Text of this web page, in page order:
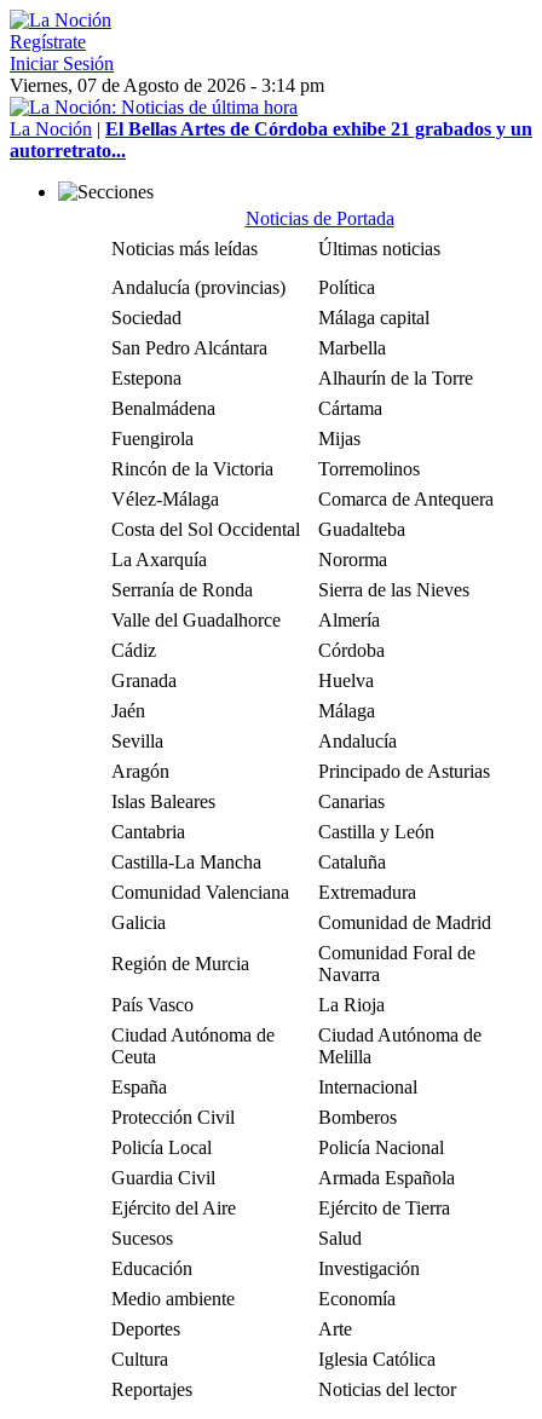
Regístrate
Iniciar Sesión
Viernes, 07 de Agosto de 2026 - 3:14 pm
La Noción | El Bellas Artes de Córdoba exhibe 21 grabados y un
autorretrato...
Noticias de Portada
Noticias más leídas
Últimas noticias
Andalucía (provincias)
Política
Sociedad
Málaga capital
San Pedro Alcántara
Marbella
Estepona
Alhaurín de la Torre
Benalmádena
Cártama
Fuengirola
Mijas
Rincón de la Victoria
Torremolinos
Vélez-Málaga
Comarca de Antequera
Costa del Sol Occidental
Guadalteba
La Axarquía
Nororma
Serranía de Ronda
Sierra de las Nieves
Valle del Guadalhorce
Almería
Cádiz
Córdoba
Granada
Huelva
Jaén
Málaga
Sevilla
Andalucía
Aragón
Principado de Asturias
Islas Baleares
Canarias
Cantabria
Castilla y León
Castilla-La Mancha
Cataluña
Comunidad Valenciana
Extremadura
Galicia
Comunidad de Madrid
Región de Murcia
Comunidad Foral de
Navarra
País Vasco
La Rioja
Ciudad Autónoma de
Ceuta
Ciudad Autónoma de
Melilla
España
Internacional
Protección Civil
Bomberos
Policía Local
Policía Nacional
Guardia Civil
Armada Española
Ejército del Aire
Ejército de Tierra
Sucesos
Salud
Educación
Investigación
Medio ambiente
Economía
Deportes
Arte
Cultura
Iglesia Católica
Reportajes
Noticias del lector